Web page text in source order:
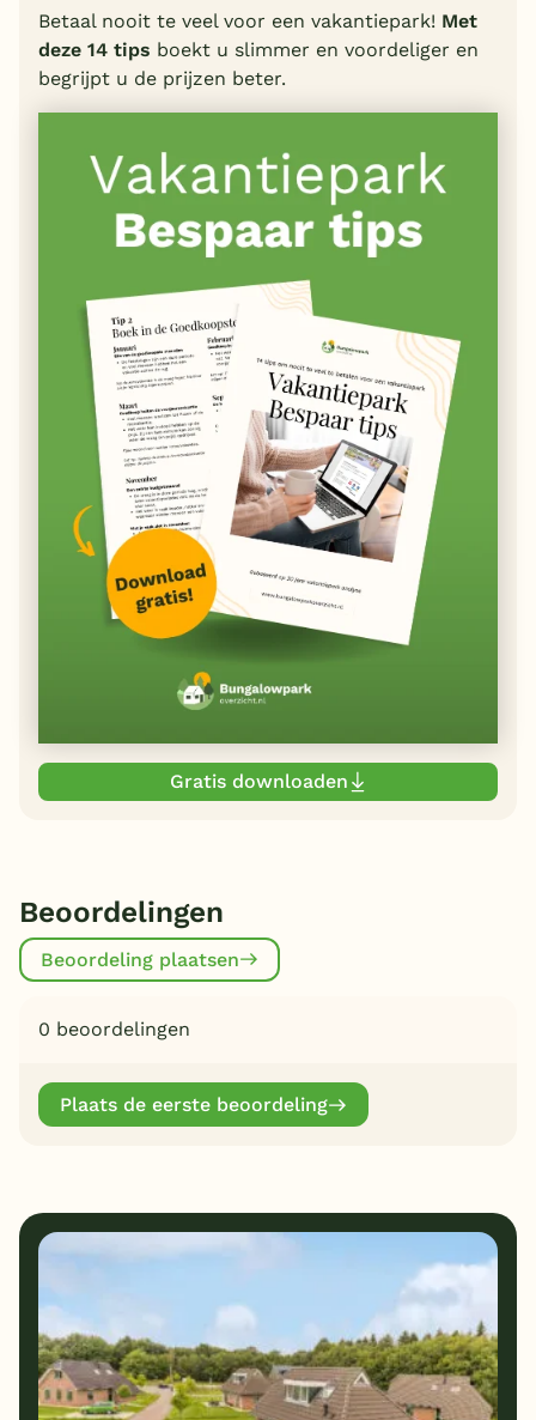
Betaal nooit te veel voor een vakantiepark! Met
deze 14 tips boekt u slimmer en voordeliger en
begrijpt u de prijzen beter.
Gratis downloaden
Beoordelingen
Beoordeling plaatsen
0 beoordelingen
Plaats de eerste beoordeling